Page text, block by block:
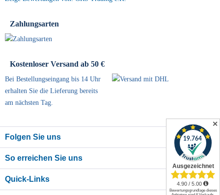
Zahlungsarten
Kostenloser Versand ab 50 €
Bei Bestellungseingang bis 14 Uhr
erhalten Sie die Lieferung bereits
am nächsten Tag.
✕
Folgen Sie uns
So erreichen Sie uns
Quick-Links